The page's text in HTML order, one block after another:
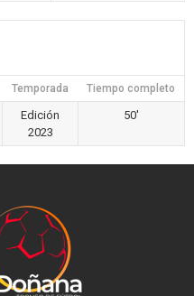
Temporada Tiempo completo
Edición
2023
50'